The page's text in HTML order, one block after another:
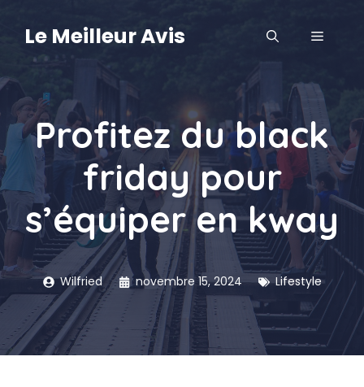
contenu
Le Meilleur Avis MENU
Profitez du black
friday pour
s’équiper en kway
Wilfried novembre 15, 2024 Lifestyle